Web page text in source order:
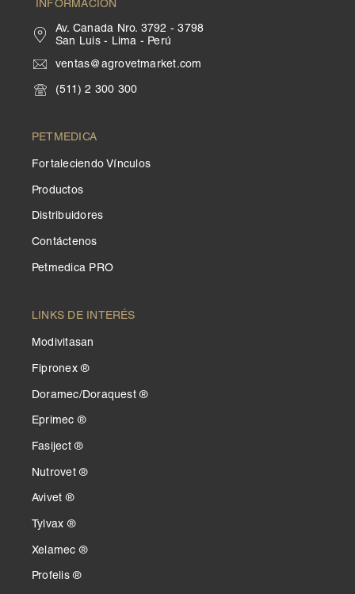
INFORMACIÓN
Av. Canada Nro. 3792 - 3798
San Luis - Lima - Perú
ventas@agrovetmarket.com
(511) 2 300 300
PETMEDICA
Fortaleciendo Vínculos
Productos
Distribuidores
Contáctenos
Petmedica PRO
LINKS DE INTERÉS
Modivitasan
Fipronex ®
Doramec/Doraquest ®
Eprimec ®
Fasiject ®
Nutrovet ®
Avivet ®
Tylvax ®
Xelamec ®
Profelis ®